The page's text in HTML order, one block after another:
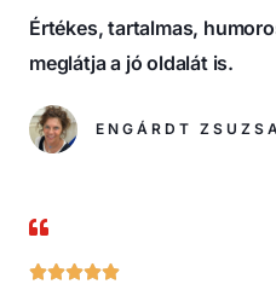
Értékes, tartalmas,
meglátja a jó oldalát is.
ENGÁRDT
R